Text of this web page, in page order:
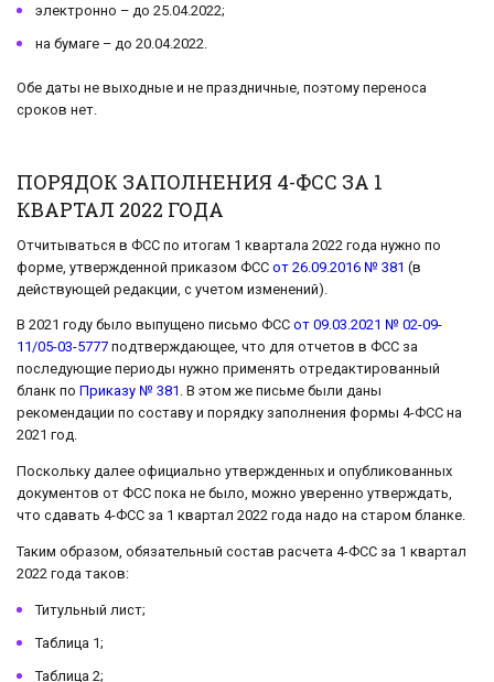
электронно – до 25.04.2022;
на бумаге – до 20.04.2022.
Обе даты не выходные и не праздничные, поэтому переноса
сроков нет.
ПОРЯДОК ЗАПОЛНЕНИЯ 4-ФСС ЗА 1
КВАРТАЛ 2022 ГОДА
Отчитываться в ФСС по итогам 1 квартала 2022 года нужно по
форме, утвержденной приказом ФСС от 26.09.2016 № 381 (в
действующей редакции, с учетом изменений).
В 2021 году было выпущено письмо ФСС от 09.03.2021 № 02-09-
11/05-03-5777 подтверждающее, что для отчетов в ФСС за
последующие периоды нужно применять отредактированный
бланк по Приказу № 381 . В этом же письме были даны
рекомендации по составу и порядку заполнения формы 4-ФСС на
2021 год.
Поскольку далее официально утвержденных и опубликованных
документов от ФСС пока не было, можно уверенно утверждать,
что сдавать 4-ФСС за 1 квартал 2022 года надо на старом бланке.
Таким образом, обязательный состав расчета 4-ФСС за 1 квартал
2022 года таков:
Титульный лист;
Таблица 1;
Таблица 2;